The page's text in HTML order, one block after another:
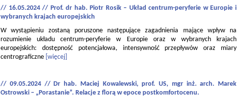
// 16.05.2024 // Prof. dr hab. Piotr Rosik – Układ centrum-peryferie w Europie i
wybranych krajach europejskich
W wystąpieniu zostaną poruszone następujące zagadnienia mające wpływ na
rozumienie układu centrum-peryferie w Europie oraz w wybranych krajach
europejskich: dostępność potencjałowa, intensywność przepływów oraz miary
centrograficzne [więcej]
// 09.05.2024 // Dr hab. Maciej Kowalewski, prof. US, mgr inż. arch. Marek
Ostrowski – „Porastanie”. Relacje z florą w epoce postkomfortocenu.